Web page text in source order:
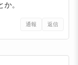
。
通報 返信